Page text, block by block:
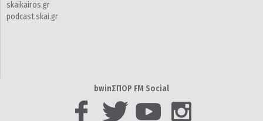
skaikairos.gr
podcast.skai.gr
bwinΣΠΟΡ FM Social